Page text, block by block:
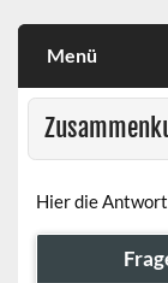
Menü
Hier die